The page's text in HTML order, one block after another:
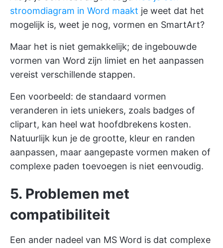
stroomdiagram in Word maakt je weet dat het
mogelijk is, weet je nog, vormen en SmartArt?
Maar het is niet gemakkelijk; de ingebouwde
vormen van Word zijn limiet en het aanpassen
vereist verschillende stappen.
Een voorbeeld: de standaard vormen
veranderen in iets uniekers, zoals badges of
clipart, kan heel wat hoofdbrekens kosten.
Natuurlijk kun je de grootte, kleur en randen
aanpassen, maar aangepaste vormen maken of
complexe paden toevoegen is niet eenvoudig.
5. Problemen met
compatibiliteit
Een ander nadeel van MS Word is dat complexe